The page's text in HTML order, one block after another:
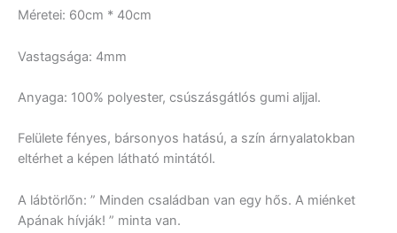
Méretei: 60cm * 40cm
Vastagsága: 4mm
Anyaga: 100% polyester, csúszásgátlós gumi aljjal.
Felülete fényes, bársonyos hatású, a szín árnyalatokban
eltérhet a képen látható mintától.
A lábtörlőn: ” Minden családban van egy hős. A miénket
Apának hívják! ” minta van.